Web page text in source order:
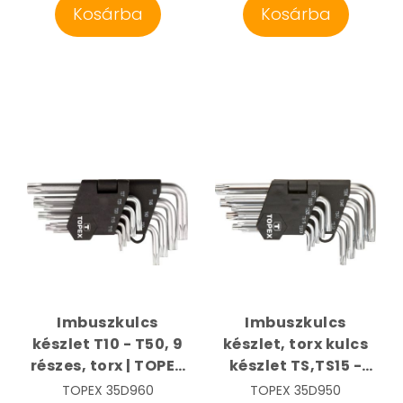
Kosárba Kosárba
Imbuszkulcs
készlet T10 - T50, 9
részes, torx | TOPEX
35D960
TOPEX 35D960
Imbuszkulcs
készlet, torx kulcs
készlet TS,TS15 -
TS50, 9 részes,
TOPEX 35D950